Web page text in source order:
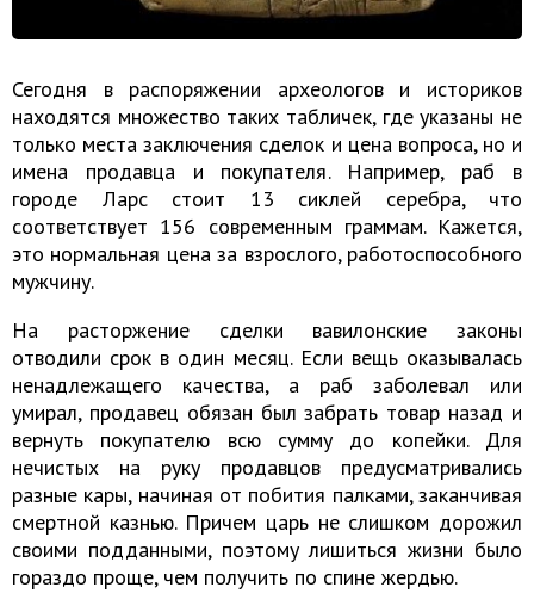
Сегодня в распоряжении археологов и историков
находятся множество таких табличек, где указаны не
только места заключения сделок и цена вопроса, но и
имена продавца и покупателя. Например, раб в
городе Ларс стоит 13 сиклей серебра, что
соответствует 156 современным граммам. Кажется,
это нормальная цена за взрослого, работоспособного
мужчину.
На расторжение сделки вавилонские законы
отводили срок в один месяц. Если вещь оказывалась
ненадлежащего качества, а раб заболевал или
умирал, продавец обязан был забрать товар назад и
вернуть покупателю всю сумму до копейки. Для
нечистых на руку продавцов предусматривались
разные кары, начиная от побития палками, заканчивая
смертной казнью. Причем царь не слишком дорожил
своими подданными, поэтому лишиться жизни было
гораздо проще, чем получить по спине жердью.